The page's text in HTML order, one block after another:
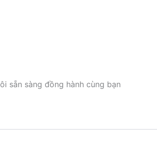
sẵn sàng đồng hành cùng bạn